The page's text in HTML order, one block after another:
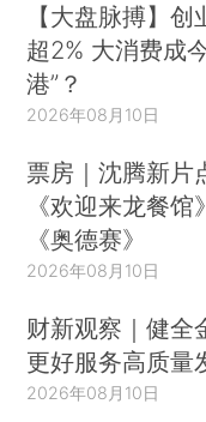
【大盘脉搏】
超2% 大消费成
港”？
2026年08月10日
票房｜沈腾新片
《欢迎来龙餐
《奥德赛》
2026年08月10日
财新观察｜健全
更好服务高质量
2026年08月10日